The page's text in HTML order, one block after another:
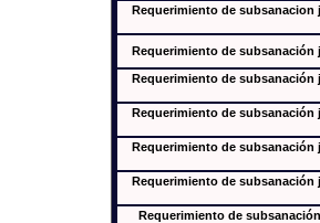
Requerimiento de
Requerimiento de subsanación
Requerimiento de
Requerimiento de
Requerimiento de
Requerimiento de
Requerimiento de